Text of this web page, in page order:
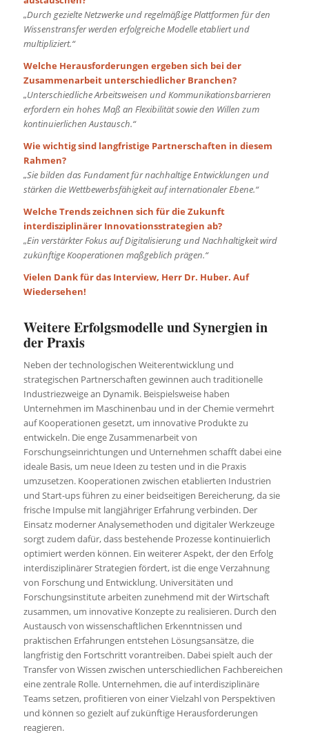
„Durch gezielte Netzwerke und regelmäßige Plattformen für den
Wissenstransfer werden erfolgreiche Modelle etabliert und
multipliziert.“
Welche Herausforderungen ergeben sich bei der
Zusammenarbeit unterschiedlicher Branchen?
„Unterschiedliche Arbeitsweisen und Kommunikationsbarrieren
erfordern ein hohes Maß an Flexibilität sowie den Willen zum
kontinuierlichen Austausch.“
Wie wichtig sind langfristige Partnerschaften in diesem
Rahmen?
„Sie bilden das Fundament für nachhaltige Entwicklungen und
stärken die Wettbewerbsfähigkeit auf internationaler Ebene.“
Welche Trends zeichnen sich für die Zukunft
interdisziplinärer Innovationsstrategien ab?
„Ein verstärkter Fokus auf Digitalisierung und Nachhaltigkeit wird
zukünftige Kooperationen maßgeblich prägen.“
Vielen Dank für das Interview, Herr Dr. Huber. Auf
Wiedersehen!
Weitere Erfolgsmodelle und Synergien in
der Praxis
Neben der technologischen Weiterentwicklung und
strategischen Partnerschaften gewinnen auch traditionelle
Industriezweige an Dynamik. Beispielsweise haben
Unternehmen im Maschinenbau und in der Chemie vermehrt
auf Kooperationen gesetzt, um innovative Produkte zu
entwickeln. Die enge Zusammenarbeit von
Forschungseinrichtungen und Unternehmen schafft dabei eine
ideale Basis, um neue Ideen zu testen und in die Praxis
umzusetzen. Kooperationen zwischen etablierten Industrien
und Start-ups führen zu einer beidseitigen Bereicherung, da sie
frische Impulse mit langjähriger Erfahrung verbinden. Der
Einsatz moderner Analysemethoden und digitaler Werkzeuge
sorgt zudem dafür, dass bestehende Prozesse kontinuierlich
optimiert werden können. Ein weiterer Aspekt, der den Erfolg
interdisziplinärer Strategien fördert, ist die enge Verzahnung
von Forschung und Entwicklung. Universitäten und
Forschungsinstitute arbeiten zunehmend mit der Wirtschaft
zusammen, um innovative Konzepte zu realisieren. Durch den
Austausch von wissenschaftlichen Erkenntnissen und
praktischen Erfahrungen entstehen Lösungsansätze, die
langfristig den Fortschritt vorantreiben. Dabei spielt auch der
Transfer von Wissen zwischen unterschiedlichen Fachbereichen
eine zentrale Rolle. Unternehmen, die auf interdisziplinäre
Teams setzen, profitieren von einer Vielzahl von Perspektiven
und können so gezielt auf zukünftige Herausforderungen
reagieren.